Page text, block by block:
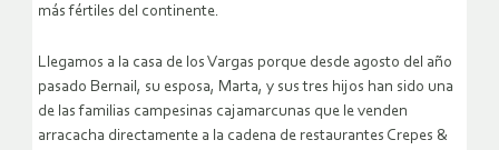
más fértiles del continente.
Llegamos a la casa de los Vargas porque desde agosto del año
pasado Bernail, su esposa, Marta, y sus tres hijos han sido una
de las familias campesinas cajamarcunas que le venden
arracacha directamente a la cadena de restaurantes Crepes &